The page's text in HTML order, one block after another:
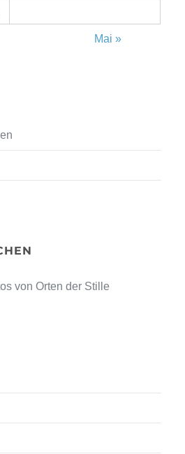
Mai »
von Orten der Stille